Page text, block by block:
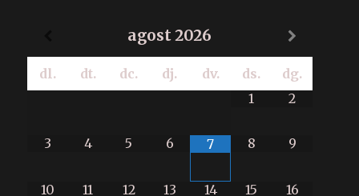
agost2026
dl. dt. dc. dj. dv. ds.
dg.
1
2
3 4 5 6 7 8 9
10 11 12 13 14 15 16